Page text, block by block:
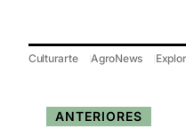
Culturarte AgroNews
ANTERIORES